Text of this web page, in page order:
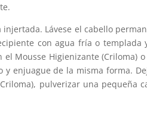
Lávese el cabello
con agua fría o templada
Mousse Higienizante (Criloma)
enjuague de la misma forma.
pulverizar una pequeña